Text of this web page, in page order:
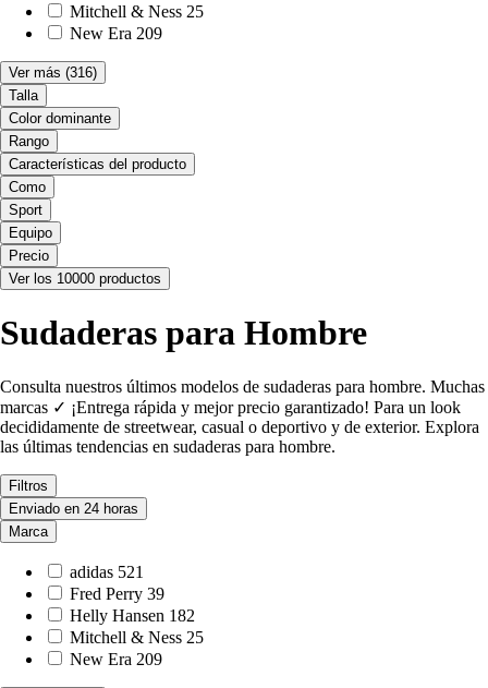
Mitchell & Ness 25
New Era 209
Ver más (316)
Talla
Color dominante
Rango
Características del producto
Como
Sport
Equipo
Precio
Ver los 10000 productos
Sudaderas para Hombre
Consulta nuestros últimos modelos de sudaderas para hombre. Muchas
marcas ✓ ¡Entrega rápida y mejor precio garantizado! Para un look
decididamente de streetwear, casual o deportivo y de exterior. Explora
las últimas tendencias en sudaderas para hombre.
Filtros
Enviado en 24 horas
Marca
adidas 521
Fred Perry 39
Helly Hansen 182
Mitchell & Ness 25
New Era 209